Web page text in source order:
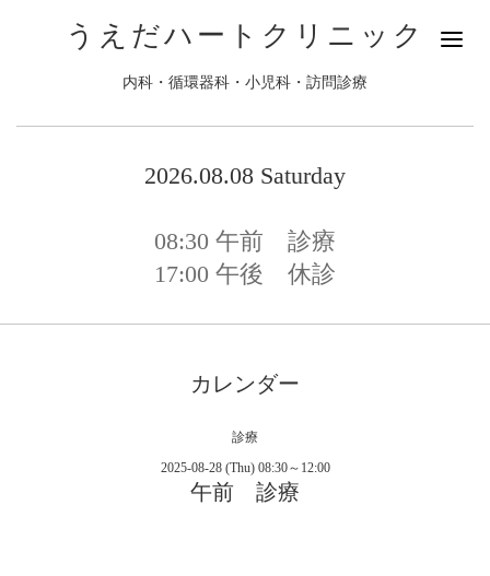
うえだハートクリニック
内科・循環器科・小児科・訪問診療
2026.08.08 Saturday
08:30 午前 診療
17:00 午後 休診
カレンダー
診療
2025-08-28 (Thu) 08:30～12:00
午前 診療